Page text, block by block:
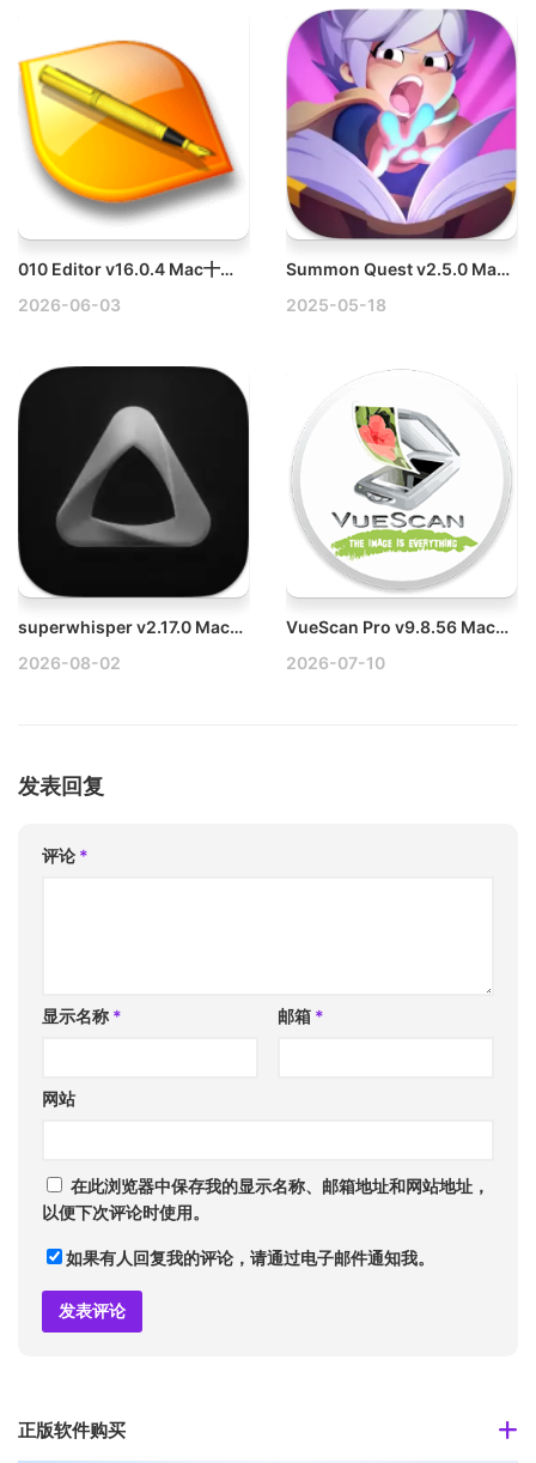
010 Editor v16.0.4 Mac十六进制编辑器破解版
2026-06-03
Summon Quest v2.5.0 Mac勇士召唤冒险游戏破解版
2025-05-18
superwhisper v2.17.0 Mac语音识别系统破解版
2026-08-02
VueScan Pro v9.8.56 Mac万能扫描仪驱动程序破解版
2026-07-10
发表回复
评论 *
显示名称 * 邮箱 *
网站
在此浏览器中保存我的显示名称、邮箱地址和网站地址，
以便下次评论时使用。
如果有人回复我的评论，请通过电子邮件通知我。
正版软件购买